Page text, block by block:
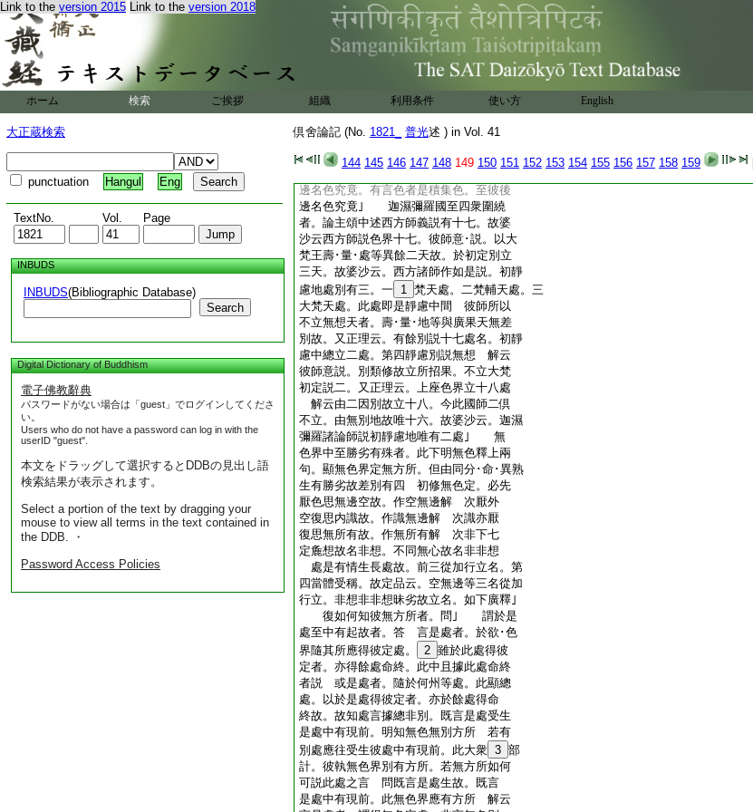
Link to the version 2015 Link to the version 2018
ホーム 検索 ご挨拶 組織 利用条件 使い方 English
大正蔵検索
punctuation Hangul Eng
TextNo. Vol. Page
INBUDS
INBUDS(Bibliographic Database)
Search
Digital Dictionary of Buddhism
電子佛教辭典
パスワードがない場合は「guest」でログインしてくださ
い。
Users who do not have a password can log in with the
userID "guest".
本文をドラッグして選択するとDDBの見出し語
検索結果が表示されます。
Select a portion of the text by dragging your
mouse to view all terms in the text contained in
the DDB. ・
Password Access Policies
倶舍論記 (No. 1821_ 普光述 ) in Vol. 41
144 145 146 147 148 149 150 151 152 153 154 155 156 157 158 159
居。或此天中無異生雜。純聖所止故名淨
居。繁謂繁雜。或謂繁廣。無繁雜中此最初
故。繁廣天中此最劣故説名無繁。或名無求。
不求趣入無色界故。已善伏除雜修靜慮
上･中品障。意樂調柔離諸熱惱故名無熱。
或令下生煩惱名熱。此初遠離得無熱名。
或復熱者熾盛爲義。謂上品
修靜慮･及果。
此猶未證説名無熱。已得上品雜修靜慮。果
徳易彰故名善現。雜修定障餘品至微見極
清徹故名善見。更無有處於有色中能過
邊名色究竟。有言色者是積集色。至彼後
邊名色究竟｣ 迦濕彌羅國至四衆圍繞
者。論主頌中述西方師義説有十七。故婆
沙云西方師説色界十七。彼師意･説。以大
梵王壽･量･處等異餘二天故。於初定別立
三天。故婆沙云。西方諸師作如是説。初靜
慮地處別有三。一 1 梵天處。二梵輔天處。三
大梵天處。此處即是靜慮中間 彼師所以
不立無想天者。壽･量･地等與廣果天無差
別故。又正理云。有餘別説十七處名。初靜
慮中總立二處。第四靜慮別説無想 解云
彼師意説。別類修故立所招果。不立大梵
初定説二。又正理云。上座色界立十八處
解云由二因別故立十八。今此國師二倶
不立。由無別地故唯十六。故婆沙云。迦濕
彌羅諸論師説初靜慮地唯有二處｣ 無
色界中至勝劣有殊者。此下明無色釋上兩
句。顯無色界定無方所。但由同分･命･異熟
生有勝劣故差別有四 初修無色定。必先
厭色思無邊空故。作空無邊解 次厭外
空復思内識故。作識無邊解 次識亦厭
復思無所有故。作無所有解 次非下七
定麁想故名非想。不同無心故名非非想
處是有情生長處故。前三從加行立名。第
四當體受稱。故定品云。空無邊等三名從加
行立。非想非非想昧劣故立名。如下廣釋｣
復如何知彼無方所者。問｣ 謂於是
處至中有起故者。答 言是處者。於欲･色
界隨其所應得彼定處。
2 雖於此處得彼
定者。亦得餘處命終。此中且據此處命終
者説 或是處者。隨於何州等處。此顯總
處。以於是處得彼定者。亦於餘處得命
終故。故知處言據總非別。既言是處受生
是處中有現前。明知無色無別方所 若有
別處應往受生彼處中有現前。此大衆 3 部
計。彼執無色界別有方所。若無方所如何
可説此處之言 問既言是處生故。既言
是處中有現前。此無色界應有方所 解云